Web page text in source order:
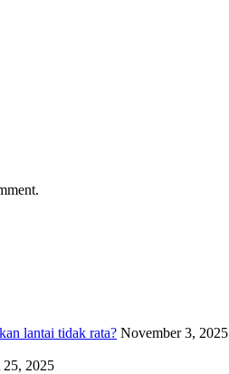
lantai tidak rata? November 3, 2025
25, 2025